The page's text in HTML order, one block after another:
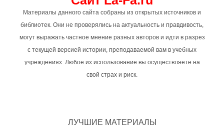
Материалы данного сайта собраны из открытых источников и
библиотек. Они не проверялись на актуальность и правдивость,
могут выражать частное мнение разных авторов и идти в разрез
с текущей версией истории, преподаваемой вам в учебных
учреждениях. Любое их использование вы осуществляете на
свой страх и риск.
ЛУЧШИЕ МАТЕРИАЛЫ